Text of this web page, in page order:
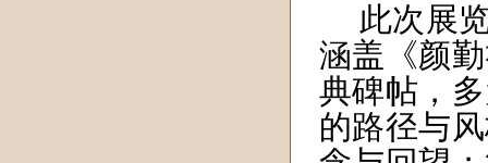
此次展
涵盖《颜
典碑帖，
的路径与